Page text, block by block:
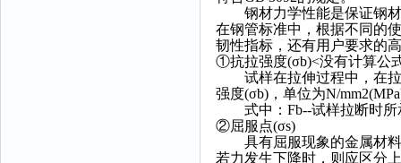
钢材力学性能是保证钢材
在钢管标准中，根据不同的
韧性指标，还有用户要求的
①抗拉强度(σb)<没有计算公
试样在拉伸过程中，在拉
强度(σb)，单位为N/
式中：Fb--试样拉断时所
②屈服点(σs)
具有屈服现象的金属材料
若力发生下降时，则应区分